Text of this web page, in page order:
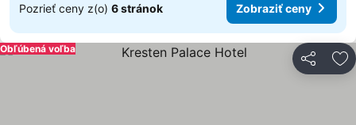
Pozrieť ceny z(o) 6 stránok Zobraziť ceny
Zdieľať
Obľúbená voľba